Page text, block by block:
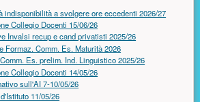
indisponibilità a svolgere ore eccedenti 2026/27
Collegio Docenti 15/06/26
Invalsi recup e cand privatisti 2025/26
Formaz. Comm. Es. Maturità 2026
Es. prelim. Ind. Linguistico 2025/26
Collegio Docenti 14/05/26
sull'AI 7-10/05/26
11/05/26